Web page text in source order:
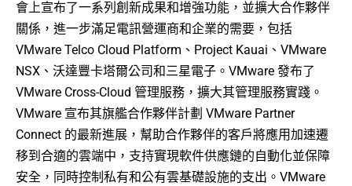
會上宣布了一系列創新成果和增強功能，並擴大合作夥伴
關係，進一步滿足電訊營運商和企業的需要，包括
VMware Telco Cloud Platform、Project Kauai、VMware
NSX、沃達豐卡塔爾公司和三星電子。VMware 發布了
VMware Cross-Cloud 管理服務，擴大其管理服務實踐。
VMware 宣布其旗艦合作夥伴計劃 VMware Partner
Connect 的最新進展，幫助合作夥伴的客戶將應用加速遷
移到合適的雲端中，支持實現軟件供應鏈的自動化並保障
安全，同時控制私有和公有雲基礎設施的支出。VMware